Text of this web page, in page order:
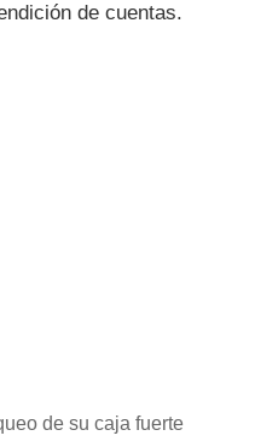
de cuentas.
de su caja fuerte